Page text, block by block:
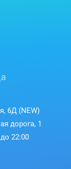
6Д (NEW)
дорога, 1
22:00